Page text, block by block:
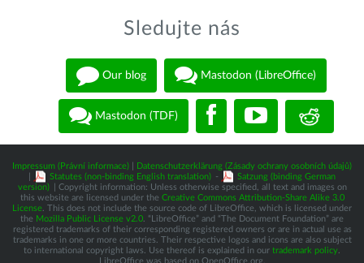
Sledujte nás
Our blog Mastodon (LibreOffice)
Mastodon (TDF)
Impressum (Právní informace)
Datenschutzerklärung (Zásady ochrany osobních údajů)
Statutes (non-binding English translation) -
Satzung (binding German
version)
| Copyright information: Unless otherwise specified, all text and images on
this website are licensed under the Creative Commons Attribution-Share Alike 3.0
License . This does not include the source code of LibreOffice, which is licensed under
the Mozilla Public License v2.0 . “LibreOffice” and “The Document Foundation” are
registered trademarks of their corresponding registered owners or are in actual use as
trademarks in one or more countries. Their respective logos and icons are also subject
to international copyright laws. Use thereof is explained in our trademark policy
LibreOffice was based on OpenOffice.org.